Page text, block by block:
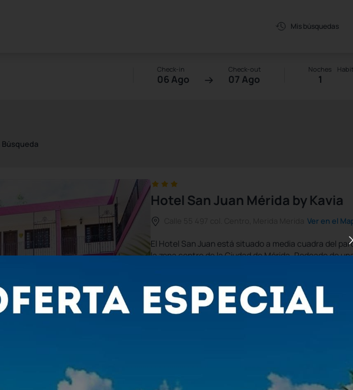
Mis búsquedas
Check-in
06 Ago
Check-out
07 Ago
Noches
1
Hotel San Juan Mérida by Kavia
Ver en el
El Hotel San Juan está situado a media cuadra del
la zona centro de la Ciudad de Mérida. Rodeado de
Las ofertas de hosting